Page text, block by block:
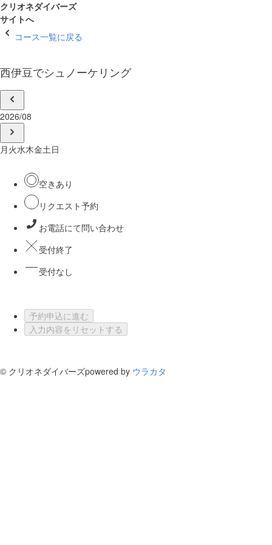
クリオネダイバーズ
サイトへ
コース一覧に戻る
西伊豆でシュノーケリング
2026/08
月 火水木金土日
空きあり
リクエスト予約
お電話にて問い合わせ
受付終了
受付なし
予約申込に進む
入力内容をリセットする
© クリオネダイバーズpowered by ウラカタ